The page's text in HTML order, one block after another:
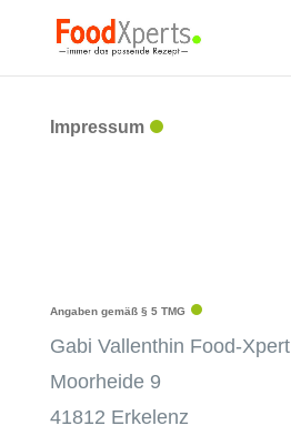
Impressum
Angaben gemäß § 5 TMG
Gabi Vallenthin Food-Xpert
Moorheide 9
41812 Erkelenz